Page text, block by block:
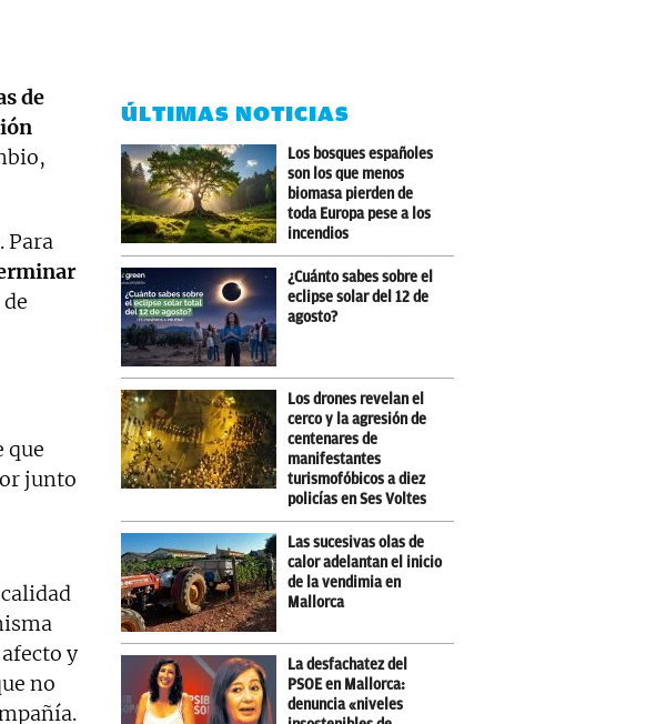
de
Para
que
junto
y
no
ÚLTIMAS NOTICIAS
Los bosques españoles
son los que menos
biomasa pierden de
toda Europa pese a los
incendios
¿Cuánto sabes sobre el
eclipse solar del 12 de
agosto?
Los drones revelan el
cerco y la agresión de
centenares de
manifestantes
turismofóbicos a diez
policías en Ses Voltes
Las sucesivas olas de
calor adelantan el inicio
de la vendimia en
Mallorca
La desfachatez del
PSOE en Mallorca:
denuncia «niveles